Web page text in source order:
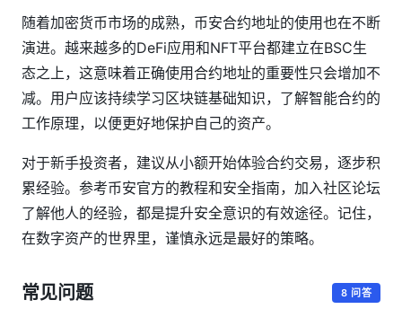
随着加密货币市场的成熟，币安合约地址的使用也在不断
演进。越来越多的DeFi应用和NFT平台都建立在BSC生
态之上，这意味着正确使用合约地址的重要性只会增加不
减。用户应该持续学习区块链基础知识，了解智能合约的
工作原理，以便更好地保护自己的资产。
对于新手投资者，建议从小额开始体验合约交易，逐步积
累经验。参考币安官方的教程和安全指南，加入社区论坛
了解他人的经验，都是提升安全意识的有效途径。记住，
在数字资产的世界里，谨慎永远是最好的策略。
常见问题 8 问答